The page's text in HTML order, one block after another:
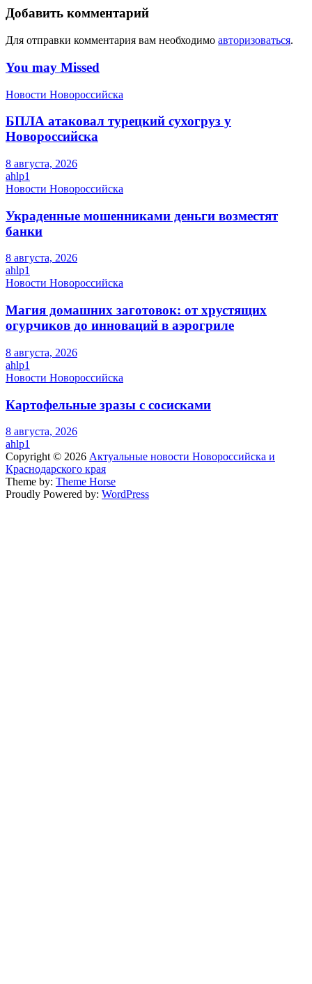
Добавить комментарий
Для отправки комментария вам необходимо авторизоваться.
You may Missed
Новости Новороссийска
БПЛА атаковал турецкий сухогруз у
Новороссийска
8 августа, 2026
ahlp1
Новости Новороссийска
Украденные мошенниками деньги возместят
банки
8 августа, 2026
ahlp1
Новости Новороссийска
Магия домашних заготовок: от хрустящих
огурчиков до инноваций в аэрогриле
8 августа, 2026
ahlp1
Новости Новороссийска
Картофельные зразы с сосисками
8 августа, 2026
ahlp1
Copyright © 2026 Актуальные новости Новороссийска и
Краснодарского края
Theme by: Theme Horse
Proudly Powered by: WordPress